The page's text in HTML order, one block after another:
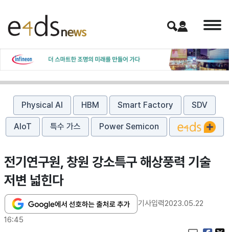
Physical AI HBM Smart Factory SDV
AIoT 특수 가스 Power Semicon
전기연구원, 창원 강소특구 해상풍력 기술
저변 넓힌다
기사입력2023.05.22
16:45